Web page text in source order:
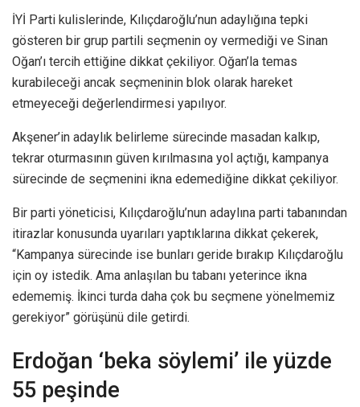
İYİ Parti kulislerinde, Kılıçdaroğlu’nun adaylığına tepki
gösteren bir grup partili seçmenin oy vermediği ve Sinan
Oğan’ı tercih ettiğine dikkat çekiliyor. Oğan’la temas
kurabileceği ancak seçmeninin blok olarak hareket
etmeyeceği değerlendirmesi yapılıyor.
Akşener’in adaylık belirleme sürecinde masadan kalkıp,
tekrar oturmasının güven kırılmasına yol açtığı, kampanya
sürecinde de seçmenini ikna edemediğine dikkat çekiliyor.
Bir parti yöneticisi, Kılıçdaroğlu’nun adaylına parti tabanından
itirazlar konusunda uyarıları yaptıklarına dikkat çekerek,
“Kampanya sürecinde ise bunları geride bırakıp Kılıçdaroğlu
için oy istedik. Ama anlaşılan bu tabanı yeterince ikna
edememiş. İkinci turda daha çok bu seçmene yönelmemiz
gerekiyor” görüşünü dile getirdi.
Erdoğan ‘beka söylemi’ ile yüzde
55 peşinde